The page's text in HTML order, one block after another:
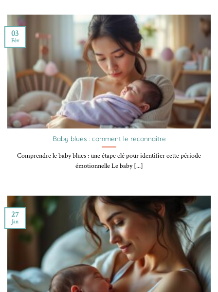
Baby blues : comment le reconnaître
Comprendre le baby blues : une étape clé pour identifier cette période
émotionnelle Le baby [...]
03
Fév
27
Jan